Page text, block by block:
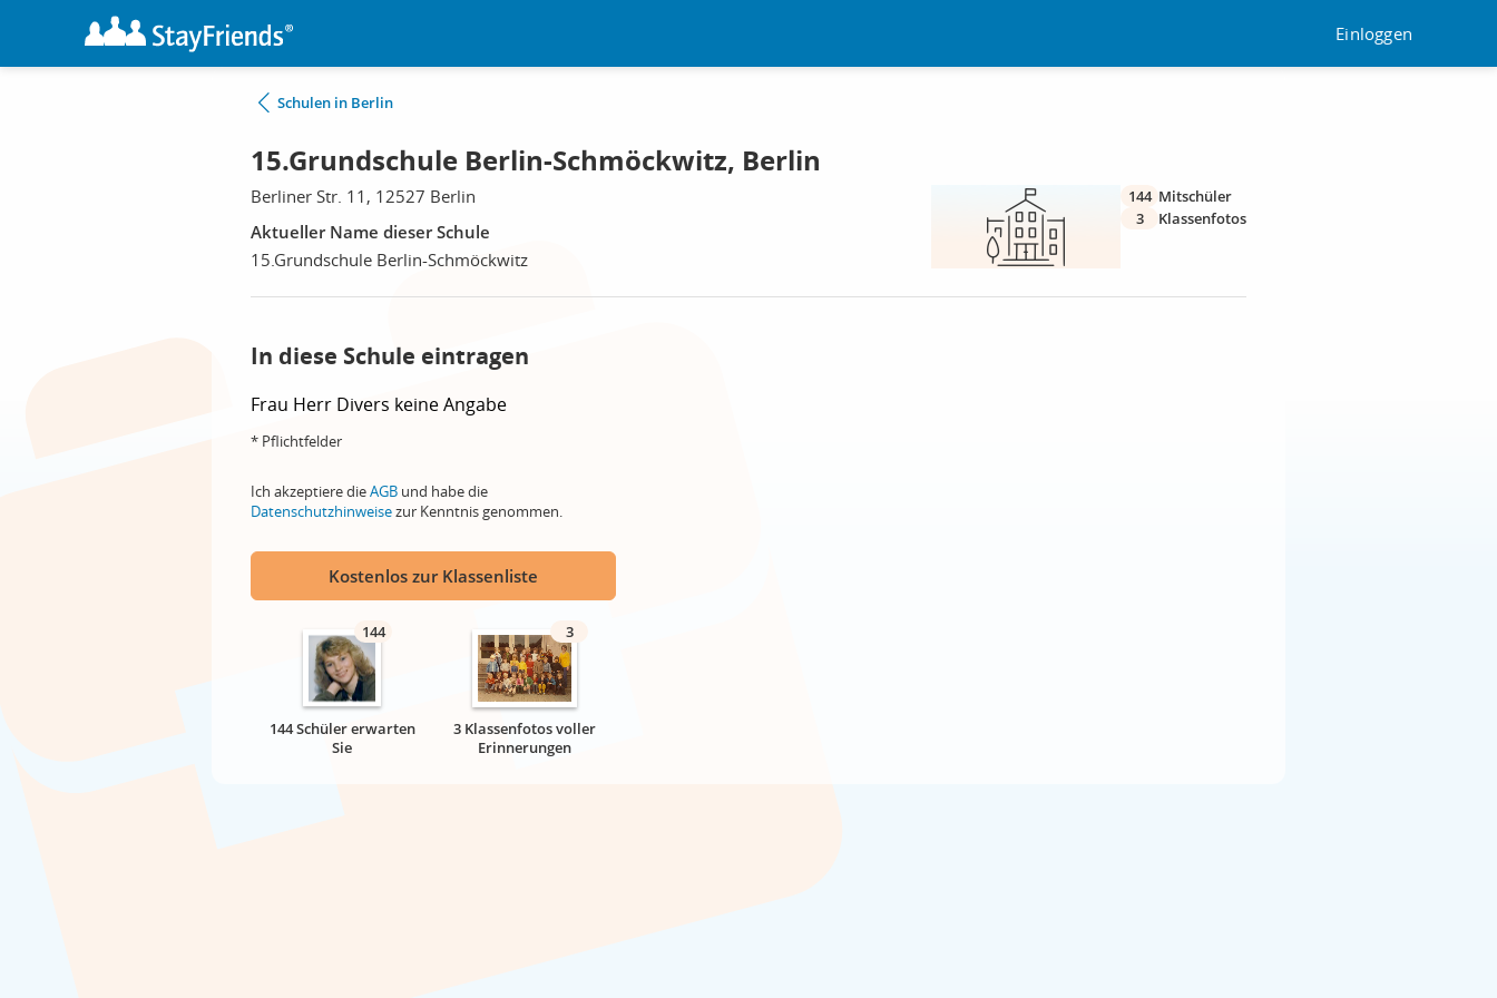
Einloggen
Schulen in Berlin
15.Grundschule Berlin-Schmöckwitz, Berlin
Berliner Str. 11, 12527 Berlin
Aktueller Name dieser Schule
15.Grundschule Berlin-Schmöckwitz
144 Mitschüler
3
Klassenfotos
In diese Schule eintragen
Frau Herr Divers keine Angabe
* Pflichtfelder
Ich akzeptiere dieAGB und habe die
Datenschutzhinweisezur Kenntnis genommen.
Kostenlos zur Klassenliste
144
144 Schüler erwarten
Sie
3
3 Klassenfotos voller
Erinnerungen